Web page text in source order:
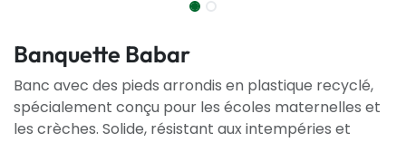
Banquette Babar
Banc avec des pieds arrondis en plastique recyclé,
spécialement conçu pour les écoles maternelles et
les crèches. Solide, résistant aux intempéries et